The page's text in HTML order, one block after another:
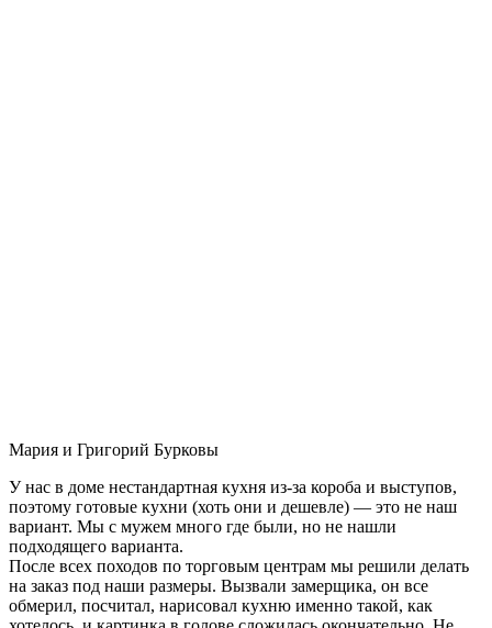
Мария и Григорий Бурковы
У нас в доме нестандартная кухня из-за короба и выступов,
поэтому готовые кухни (хоть они и дешевле) — это не наш
вариант. Мы с мужем много где были, но не нашли
подходящего варианта.
После всех походов по торговым центрам мы решили делать
на заказ под наши размеры. Вызвали замерщика, он все
обмерил, посчитал, нарисовал кухню именно такой, как